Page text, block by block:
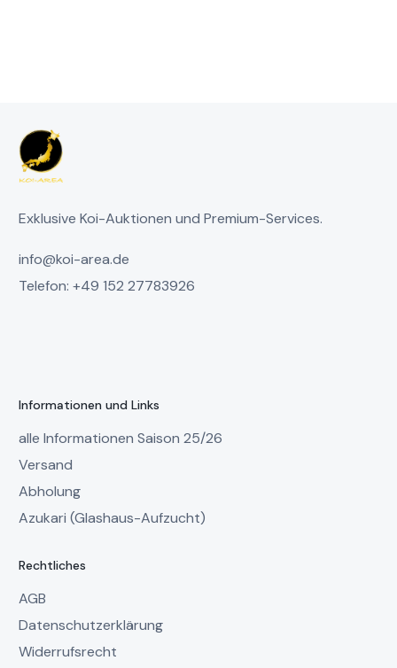
Exklusive Koi-Auktionen und Premium-Services.
info@koi-area.de
Telefon: +49 152 27783926
Informationen und Links
alle Informationen Saison 25/26
Versand
Abholung
Azukari (Glashaus-Aufzucht)
Rechtliches
AGB
Datenschutzerklärung
Widerrufsrecht